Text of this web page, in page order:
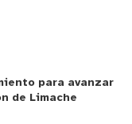
a los espacios.
es una
tradicional
la
para avanzar
de Limache